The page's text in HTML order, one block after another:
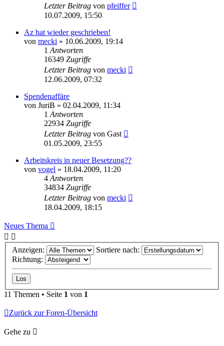
Letzter Beitrag von pfeiffer
10.07.2009, 15:50
Az hat wieder geschrieben!
von mecki » 10.06.2009, 19:14
1 Antworten
16349 Zugriffe
Letzter Beitrag von mecki
12.06.2009, 07:32
Spendenaffäre
von JuriB » 02.04.2009, 11:34
1 Antworten
22934 Zugriffe
Letzter Beitrag von Gast
01.05.2009, 23:55
Arbeitskreis in neuer Besetzung??
von vogel » 18.04.2009, 11:20
4 Antworten
34834 Zugriffe
Letzter Beitrag von mecki
18.04.2009, 18:15
Neues Thema
Anzeigen:
Sortiere nach:
Richtung:
11 Themen • Seite 1 von 1
Zurück zur Foren-Übersicht
Gehe zu